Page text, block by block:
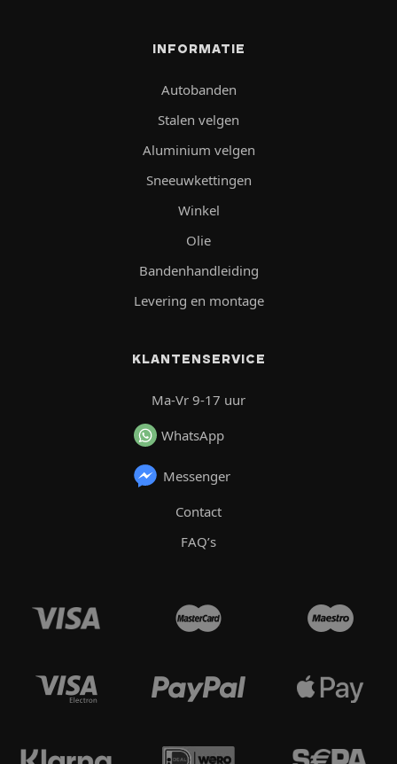
INFORMATIE
Autobanden
Stalen velgen
Aluminium velgen
Sneeuwkettingen
Winkel
Olie
Bandenhandleiding
Levering en montage
KLANTENSERVICE
Ma-Vr 9-17 uur
WhatsApp
Messenger
Contact
FAQ’s